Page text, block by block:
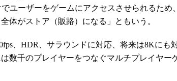
ユーザーをゲームにアクセスさせられるため
体がストア（販路）になる」ともいう。
、HDR、サラウンドに対応、将来は8Kにも
数千のプレイヤーをつなぐマルチプレイヤー